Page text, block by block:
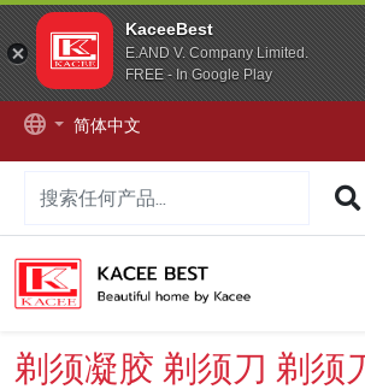
KaceeBest
E.AND V. Company Limited.
FREE - In Google Play
简体中文
剃须凝胶 剃须刀 剃须刀